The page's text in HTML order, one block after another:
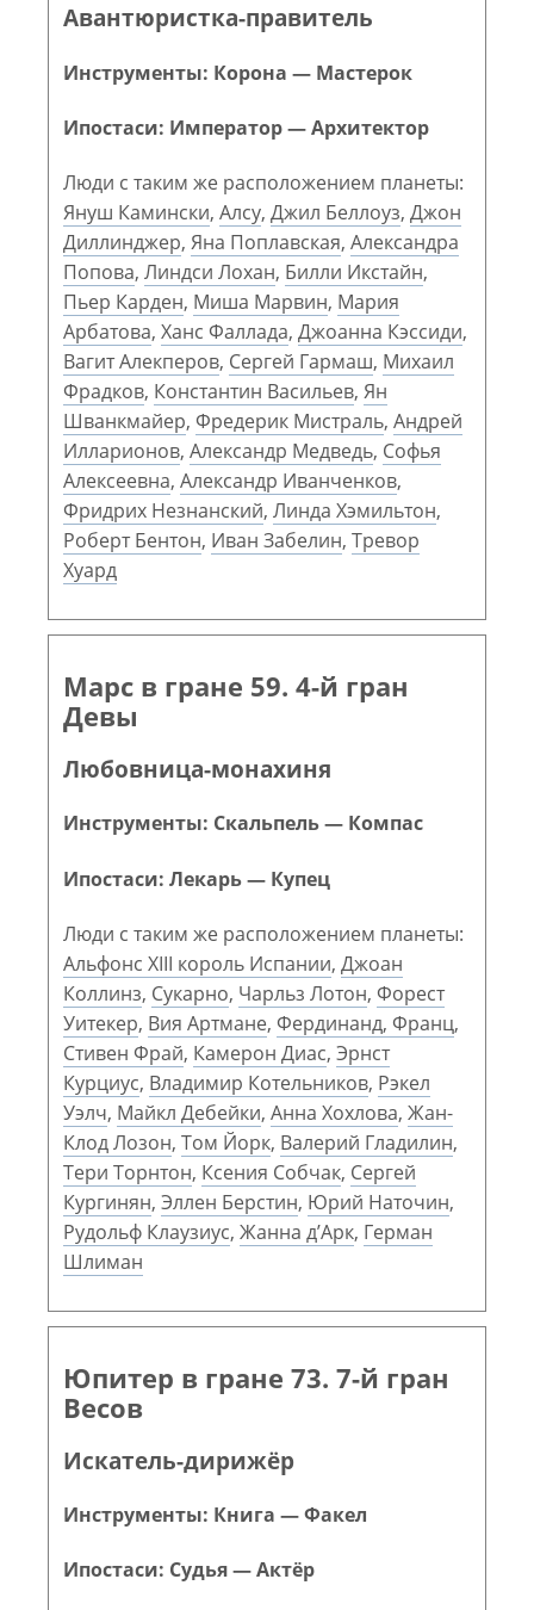
Авантюристка-правитель
Инструменты: Корона — Мастерок
Ипостаси: Император — Архитектор
Люди с таким же расположением планеты:
Януш Камински, Алсу, Джил Беллоуз, Джон
Диллинджер, Яна Поплавская, Александра
Попова, Линдси Лохан, Билли Икстайн,
Пьер Карден, Миша Марвин, Мария
Арбатова, Ханс Фаллада, Джоанна Кэссиди,
Вагит Алекперов, Сергей Гармаш, Михаил
Фрадков, Константин Васильев, Ян
Шванкмайер, Фредерик Мистраль, Андрей
Илларионов, Александр Медведь, Софья
Алексеевна, Александр Иванченков,
Фридрих Незнанский, Линда Хэмильтон,
Роберт Бентон, Иван Забелин, Тревор
Хуард
Марс в гране 59. 4-й гран
Девы
Любовница-монахиня
Инструменты: Скальпель — Компас
Ипостаси: Лекарь — Купец
Люди с таким же расположением планеты:
Альфонс XIII король Испании, Джоан
Коллинз, Сукарно, Чарльз Лотон, Форест
Уитекер, Вия Артмане, Фердинанд, Франц,
Стивен Фрай, Камерон Диас, Эрнст
Курциус, Владимир Котельников, Рэкел
Уэлч, Майкл Дебейки, Анна Хохлова, Жан-
Клод Лозон, Том Йорк, Валерий Гладилин,
Тери Торнтон, Ксения Собчак, Сергей
Кургинян, Эллен Берстин, Юрий Наточин,
Рудольф Клаузиус, Жанна д’Арк, Герман
Шлиман
Юпитер в гране 73. 7-й гран
Весов
Искатель-дирижёр
Инструменты: Книга — Факел
Ипостаси: Судья — Актёр